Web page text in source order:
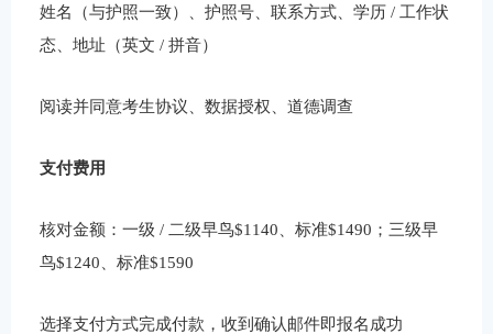
姓名（与护照一致）、护照号、联系方式、学历 / 工作状
态、地址（英文 / 拼音）
阅读并同意考生协议、数据授权、道德调查
支付费用
核对金额：一级 / 二级早鸟$1140、标准$1490；三级早
鸟$1240、标准$1590
选择支付方式完成付款，收到确认邮件即报名成功